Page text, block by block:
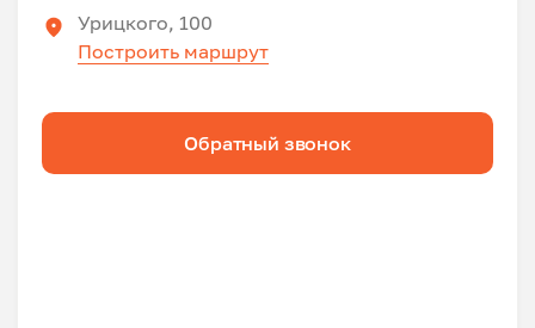
Урицкого, 100
Построить маршрут
Обратный звонок